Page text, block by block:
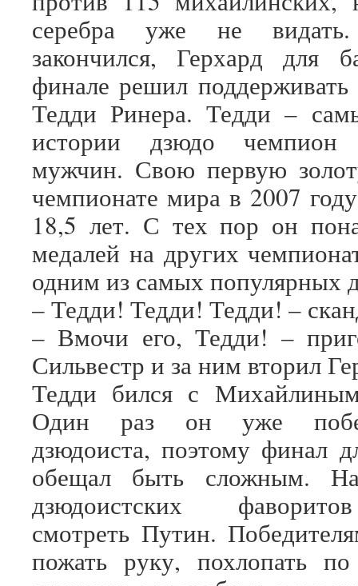
серебра уже не
закончился, Герхард для
финале решил поддерживать
Тедди Ринера. Тедди –
истории дзюдо
мужчин. Свою первую
чемпионате мира в 2007
18,5 лет. С тех пор он
медалей на других
одним из самых популярных
– Тедди! Тедди! Тедди! –
– Вмочи его, Тедди! –
Сильвестр и за ним вторил
Тедди бился с
Один раз он уже
дзюдоиста, поэтому финал
обещал быть сложным.
дзюдоистских
смотреть Путин.
пожать руку, похлопать